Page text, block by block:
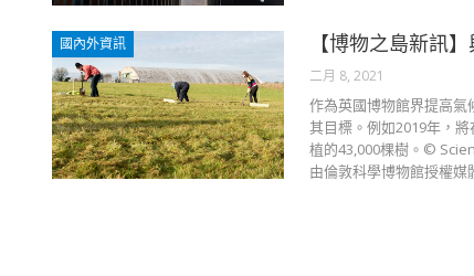
國內外資訊 【博物之島新訊
二月 8, 2021
作為英國博物館界提高
其目標。例如2019年，
植的43,000棵樹。©
由倫敦科學博物館授權